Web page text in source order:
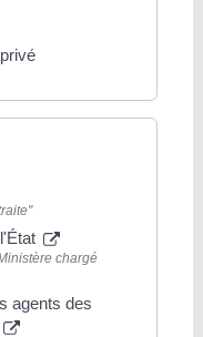
chargé
agents des